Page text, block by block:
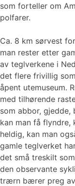
som forteller om
polfarer.
Ca. 8 km sørvest
man rester etter
av teglverkene i
det flere frivillig
åpent utemuseum.
med tilhørende
som abbor, gjedde,
kan man få flyndre,
heldig, kan man
gamle teglverket
det små treskilt
den observante
trærn bærer preg av